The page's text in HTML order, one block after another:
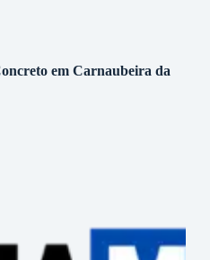
em Carnaubeira da